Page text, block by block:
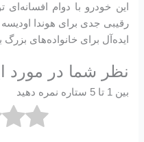
این خودرو با دوام افسانه‌ای
رقیبی جدی برای هوندا
ایده‌آل برای خانواده‌های
نظر شما در مورد
بین 1 تا 5 ستاره نمره دهید